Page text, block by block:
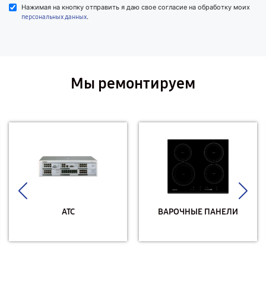
Нажимая на кнопку отправить я даю свое согласие на обработку моих
персональных данных.
Мы ремонтируем
АТС ВАРОЧНЫЕ ПАНЕЛИ